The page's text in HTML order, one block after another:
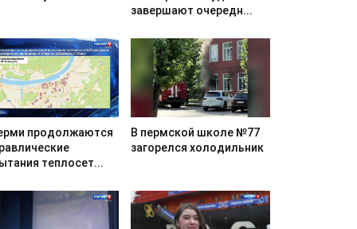
завершают очередн...
продолжаются
теплосет...
В пермской школе №77
загорелся холодильник